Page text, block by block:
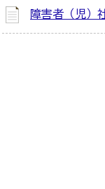
障害者（児）